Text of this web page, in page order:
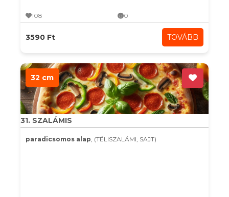
108 0
3590 Ft TOVÁBB
32 cm
31. SZALÁMIS
paradicsomos alap, (TÉLISZALÁMI, SAJT)